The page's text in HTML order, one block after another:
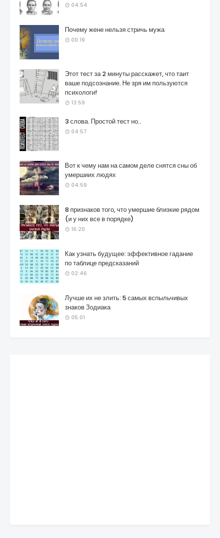
04:54
Почему жене нельзя стричь мужа
00:19
Этот тест за 2 минуты расскажет, что таит
ваше подсознание. Не зря им пользуются
психологи!
13:59
3 слова. Простой тест но..
04:57
Вот к чему нам на самом деле снятся сны об
умершиих людях
04:59
8 признаков того, что умершие близкие рядом
(и у них все в порядке)
16:20
Как узнать будущее: эффективное гадание
по таблице предсказаний
02:46
Лучше их не злить: 5 самых вспыльчивых
знаков Зодиака
05:01